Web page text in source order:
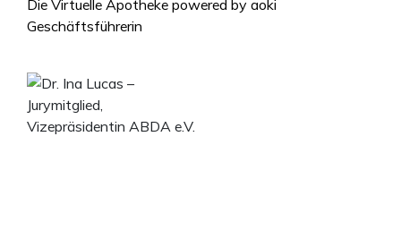
Die Virtuelle Apotheke powered by aoki
Geschäftsführerin